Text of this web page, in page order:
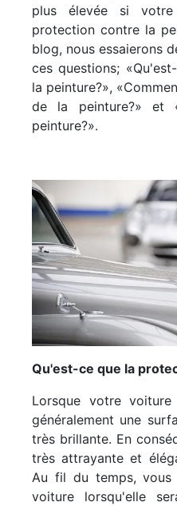
plus élevée si
protection contre la
blog, nous essaierons
ces questions;
la peinture?»,
de la peinture?» et
peinture?».
Qu'est-ce que la
Lorsque votre
généralement une
très brillante. En
très attrayante et
Au fil du temps,
voiture lorsqu'elle